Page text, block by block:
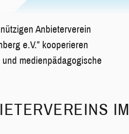
Anbieterverein
e.V.” kooperieren
medienpädagogische
IM